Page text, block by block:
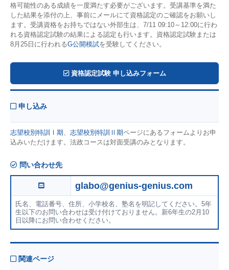
格可能性のある成績を一度満たす必要がございます。受講基準を満た
した結果を添付の上、事前にメールにて資格認定のご確認をお願いし
ます。受講資格をお持ちではない外部生は、7/11 09:10～12:00に行わ
れる資格認定試験の結果による認定も行います。資格認定試験または
8月25日に行われるG公開模試を受験してください。
資格認定試験 申し込みフォーム
申し込み
志望校別特訓Ⅰ期、 志望校別特訓Ⅱ期ページにあるフォームよりお申
込みいただけます。法政コースは対面受講のみとなります。
問い合わせ先
glabo@genius-genius.com
氏名、電話番号、住所、小学校名、塾名を明記してください。5年
生以下のお問い合わせは受け付けておりません。新6年生の2月10
日以降にお問い合わせください。
関連ページ